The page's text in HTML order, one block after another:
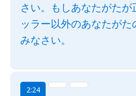
さい。もしあなたがた
ッラー以外のあなたが
みなさい。
2:24